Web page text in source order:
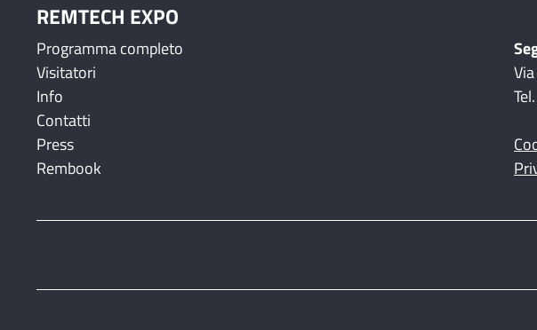
REMTECH EXPO
Programma completo
Visitatori
Info
Contatti
Press
Rembook
Tel.